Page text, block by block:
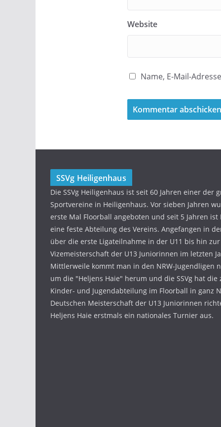
Website
Name, E-Mail-
SSVg Heiligenhaus
Die SSVg Heiligenhaus ist seit 60 Jahren einer der
Sportvereine in Heiligenhaus. Vor sieben Jahren
erste Mal Floorball angeboten und seit 5 Jahren ist
eine feste Abteilung des Vereins. Angefangen in
über die erste Ligateilnahme in der U11 bis hin
Vizemeisterschaft der U13 Juniorinnen im letzten
Mittlerweile kommt man in den NRW-Jugendligen
um die "Heljens Haie" herum und die SSVg hat die
Kinder- und Jugendabteilung im Floorball in ganz
Deutschen Meisterschaft der U13 Juniorinnen
Heljens Haie erstmals ein nationales Turnier aus.